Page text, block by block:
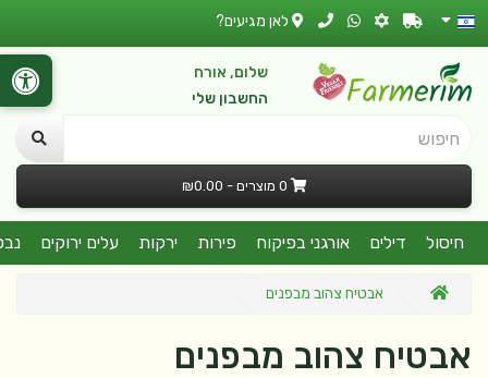
לאן מגיעים?
שלום, אורח
החשבון שלי
חיפוש
0 מוצרים - ₪0.00
חיסול דילים אורגני בפיקוח פירות ירקות עלים ירוקים
אבטיח צהוב מבפנים
אבטיח צהוב מבפנים